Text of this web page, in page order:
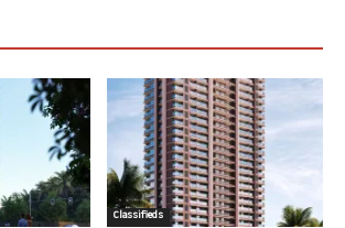
Classifieds